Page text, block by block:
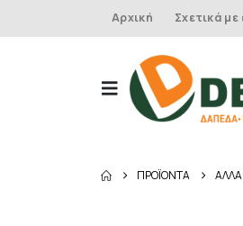
Αρχική Σχετικά με
ΠΡΟΪΌΝΤΑ